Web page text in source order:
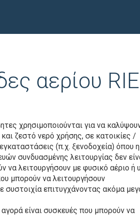
αερίου
χρησιμοποιούνται για να
ζεστό νερό χρήσης, σε κατοικίες /
(π.χ. ξενοδοχεία) όπου η
συνδυασμένης λειτουργίας δεν
να λειτουργήσουν με φυσικό αέριο ή
μπορούν να λειτουργήσουν
συστοιχία επιτυγχάνοντας ακόμα
είναι συσκευές που μπορούν να